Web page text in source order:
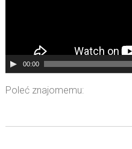
00:00
Poleć znajomemu: